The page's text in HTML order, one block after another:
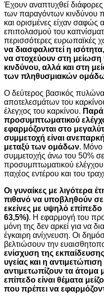
Έχουν αναπτυχθεί
των παραγόντων κινδύνου
και ορισμένες είχαν σαφώς
επιπολασμού του
περισσότερες ευρωπαϊκές
να διασφαλιστεί η
να στοχεύουν στη
κινδύνου, αλλά και στη
των πληθυσμιακών
Ο δεύτερος βασικός
αποτελεσμάτων του
έλεγχος του καρκίνου.
προσυμπτωματικού
εφαρμόζονται στο
συμμετοχή είναι
μεταξύ των ομάδων. Μόνο
συμμετοχής άνω του 50%
προσυμπτωματικού ελέγχου
παχέος εντέρου και του
Οι γυναίκες με λιγότερα
πιθανό να υποβληθούν
εκείνες με υψηλό
63,5%). Η εφαρμογή του
μόνη της δεν αρκεί για να
έγκαιρη ανίχνευση. Οι
βελτιώσουν την
ενίσχυση της
υγείας και η
αντιμετωπίζουν τα
επίπεδο είναι θέματα
που πρέπει να